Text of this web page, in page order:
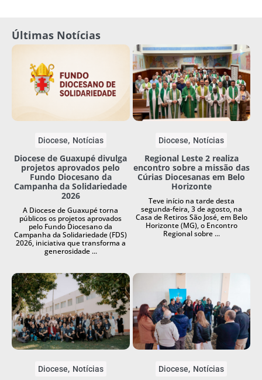
Últimas Notícias
Diocese Notícias
Diocese de Guaxupé divulga
projetos aprovados pelo
Fundo Diocesano da
Campanha da Solidariedade
2026
A Diocese de Guaxupé torna
públicos os projetos aprovados
pelo Fundo Diocesano da
Campanha da Solidariedade (FDS)
2026, iniciativa que transforma a
generosidade ...
Diocese Notícias
Regional Leste 2 realiza
encontro sobre a missão das
Cúrias Diocesanas em Belo
Horizonte
Teve início na tarde desta
segunda-feira, 3 de agosto, na
Casa de Retiros São José, em Belo
Horizonte (MG), o Encontro
Regional sobre ...
Diocese Notícias Diocese Notícias